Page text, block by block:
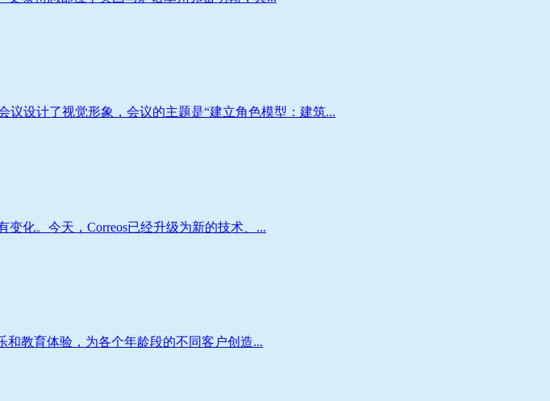
设计了视觉形象，会议的主题是“建立角色模型：建筑...
化。今天，Correos已经升级为新的技术、...
和教育体验，为各个年龄段的不同客户创造...